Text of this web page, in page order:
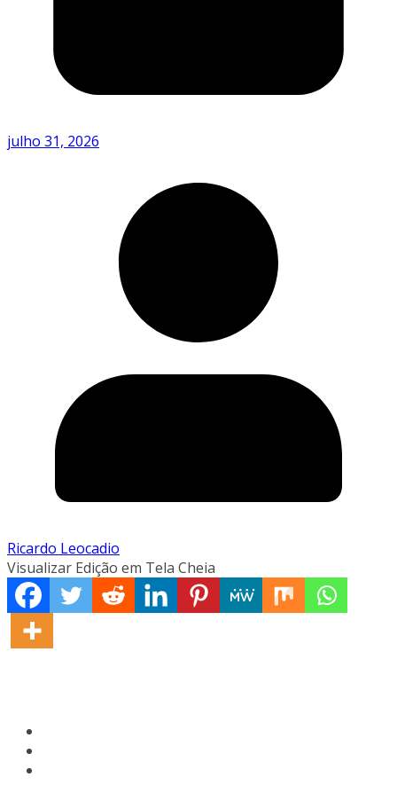
julho 31, 2026
Ricardo Leocadio
Visualizar Edição em Tela Cheia